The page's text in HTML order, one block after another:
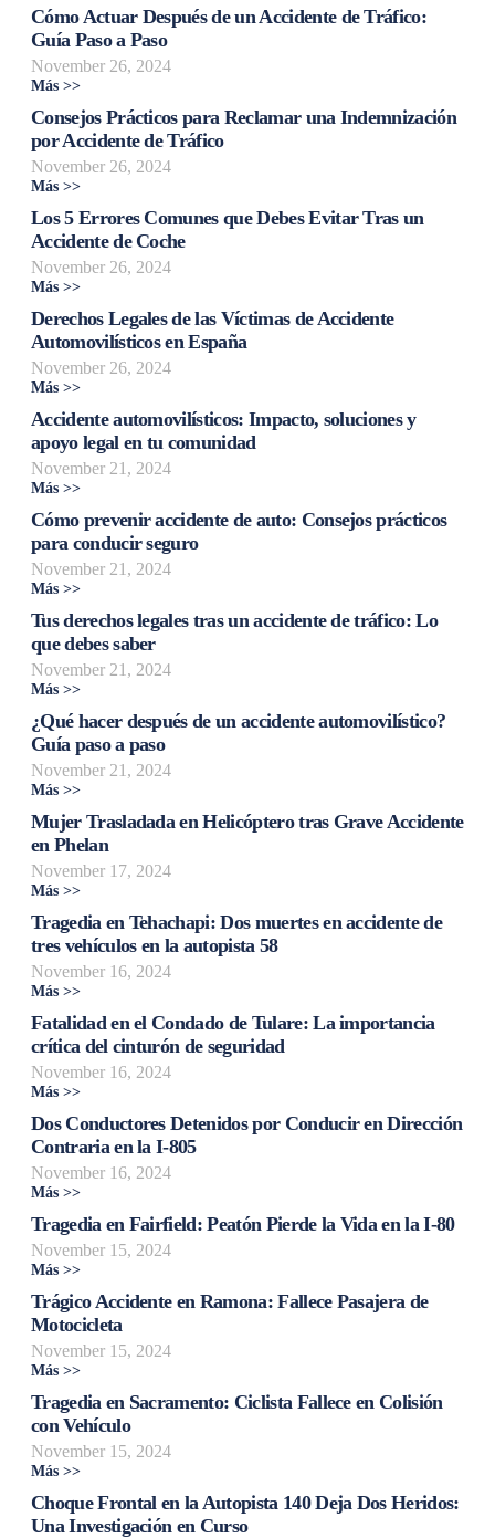
Cómo Actuar Después de un Accidente de Tráfico:
Guía Paso a Paso
November 26, 2024
Más >>
Consejos Prácticos para Reclamar una Indemnización
por Accidente de Tráfico
November 26, 2024
Más >>
Los 5 Errores Comunes que Debes Evitar Tras un
Accidente de Coche
November 26, 2024
Más >>
Derechos Legales de las Víctimas de Accidente
Automovilísticos en España
November 26, 2024
Más >>
Accidente automovilísticos: Impacto, soluciones y
apoyo legal en tu comunidad
November 21, 2024
Más >>
Cómo prevenir accidente de auto: Consejos prácticos
para conducir seguro
November 21, 2024
Más >>
Tus derechos legales tras un accidente de tráfico: Lo
que debes saber
November 21, 2024
Más >>
¿Qué hacer después de un accidente automovilístico?
Guía paso a paso
November 21, 2024
Más >>
Mujer Trasladada en Helicóptero tras Grave Accidente
en Phelan
November 17, 2024
Más >>
Tragedia en Tehachapi: Dos muertes en accidente de
tres vehículos en la autopista 58
November 16, 2024
Más >>
Fatalidad en el Condado de Tulare: La importancia
crítica del cinturón de seguridad
November 16, 2024
Más >>
Dos Conductores Detenidos por Conducir en Dirección
Contraria en la I-805
November 16, 2024
Más >>
Tragedia en Fairfield: Peatón Pierde la Vida en la I-80
November 15, 2024
Más >>
Trágico Accidente en Ramona: Fallece Pasajera de
Motocicleta
November 15, 2024
Más >>
Tragedia en Sacramento: Ciclista Fallece en Colisión
con Vehículo
November 15, 2024
Más >>
Choque Frontal en la Autopista 140 Deja Dos Heridos:
Una Investigación en Curso